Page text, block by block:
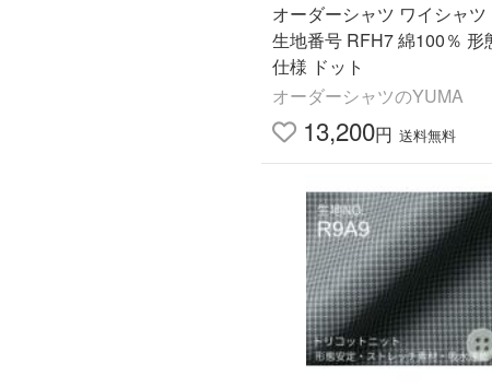
オーダーシャツ ワイシャツ
生地番号 RFH7 綿100％ 形
仕様 ドット
オーダーシャツのYUMA
13,200円 送料無料